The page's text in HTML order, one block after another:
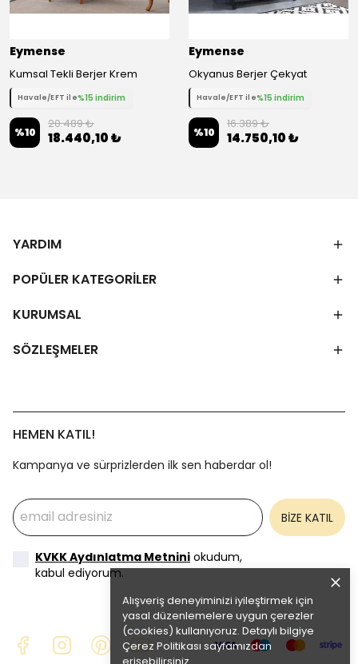
Alışveriş deneyiminizi iyileştirmek için
yasal düzenlemelere uygun çerezler
(cookies) kullanıyoruz. Detaylı bilgiye
Çerez Politikası sayfamızdan
Eymense
Kumsal Tekli Berjer Krem
Havale/EFT ile%15 indirim
%10
20.489 ₺
18.440,10 ₺
Eymense
Okyanus Berjer Çekyat
Havale/EFT ile%15 indirim
%10
16.389 ₺
14.750,10 ₺
YARDIM
POPÜLER KATEGORİLER
KURUMSAL
SÖZLEŞMELER
HEMEN KATIL!
Kampanya ve sürprizlerden ilk sen haberdar ol!
BİZE KATIL
KVKK Aydınlatma Metnini okudum,
kabul ediyorum.